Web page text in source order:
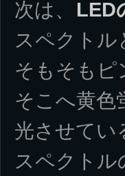
次は、 LED
スペクトル
そもそもピ
そこへ黄色
光させてい
スペクト